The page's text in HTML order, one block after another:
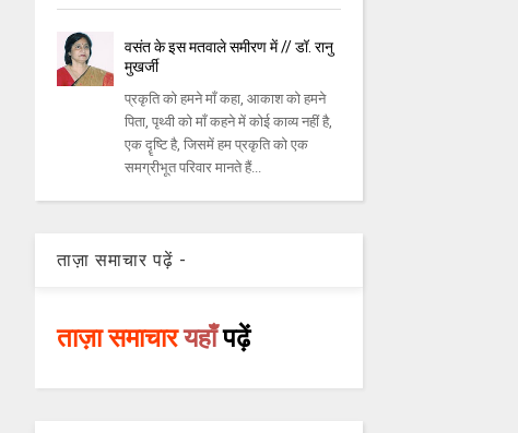
वसंत के इस मतवाले समीरण में // डॉ. रानु
मुखर्जी
प्रकृति को हमने माँ कहा, आकाश को हमने
पिता, पृथ्वी को माँ कहने में कोई काव्य नहीं है,
एक दॄष्टि है, जिसमें हम प्रकृति को एक
समग्रीभूत परिवार मानते हैं...
ताज़ा समाचार पढ़ें -
ताज़ा समाचारयहाँपढ़ें